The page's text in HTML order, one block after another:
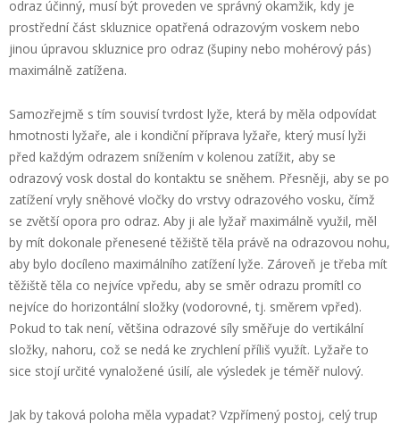
odraz účinný, musí být proveden ve správný okamžik, kdy je
prostřední část skluznice opatřená odrazovým voskem nebo
jinou úpravou skluznice pro odraz (šupiny nebo mohérový pás)
maximálně zatížena.
Samozřejmě s tím souvisí tvrdost lyže, která by měla odpovídat
hmotnosti lyžaře, ale i kondiční příprava lyžaře, který musí lyži
před každým odrazem snížením v kolenou zatížit, aby se
odrazový vosk dostal do kontaktu se sněhem. Přesněji, aby se po
zatížení vryly sněhové vločky do vrstvy odrazového vosku, čímž
se zvětší opora pro odraz. Aby ji ale lyžař maximálně využil, měl
by mít dokonale přenesené těžiště těla právě na odrazovou nohu,
aby bylo docíleno maximálního zatížení lyže. Zároveň je třeba mít
těžiště těla co nejvíce vpředu, aby se směr odrazu promítl co
nejvíce do horizontální složky (vodorovné, tj. směrem vpřed).
Pokud to tak není, většina odrazové síly směřuje do vertikální
složky, nahoru, což se nedá ke zrychlení příliš využít. Lyžaře to
sice stojí určité vynaložené úsilí, ale výsledek je téměř nulový.
Jak by taková poloha měla vypadat? Vzpřímený postoj, celý trup